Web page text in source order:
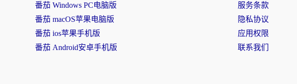
番茄 Windows PC电脑版
番茄 macOS苹果电脑版
番茄 ios苹果手机版
番茄 Android安卓手机版
服务条款
隐私协议
应用权限
联系我们